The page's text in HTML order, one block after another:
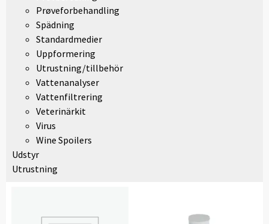
Prøveforbehandling
Spädning
Standardmedier
Uppformering
Utrustning/tillbehör
Vattenanalyser
Vattenfiltrering
Veterinärkit
Virus
Wine Spoilers
Udstyr
Utrustning